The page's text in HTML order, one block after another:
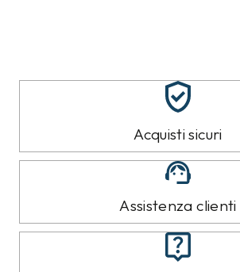
Acquisti sicuri
Assistenza clienti